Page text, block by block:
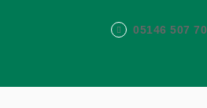
05146 507 70